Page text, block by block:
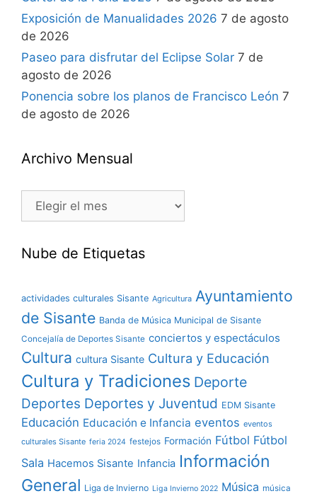
Exposición de Manualidades 2026 7 de agosto
de 2026
Paseo para disfrutar del Eclipse Solar 7 de
agosto de 2026
Ponencia sobre los planos de Francisco León 7
de agosto de 2026
Archivo Mensual
Nube de Etiquetas
actividades culturales Sisante Agricultura Ayuntamiento
de Sisante Banda de Música Municipal de Sisante
Concejalía de Deportes Sisante conciertos y espectáculos
Cultura cultura Sisante Cultura y Educación
Cultura y Tradiciones Deporte
Deportes Deportes y Juventud EDM Sisante
Educación Educación e Infancia eventos eventos
culturales Sisante feria 2024 festejos Formación Fútbol Fútbol
Sala Hacemos Sisante Infancia Información
General Liga de Invierno Liga Invierno 2022 Música música